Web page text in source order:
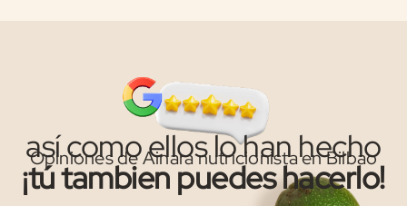
Opiniones de Ainara nutricionista en Bilbao
así como ellos lo han hecho
¡tú tambien puedes hacerlo!